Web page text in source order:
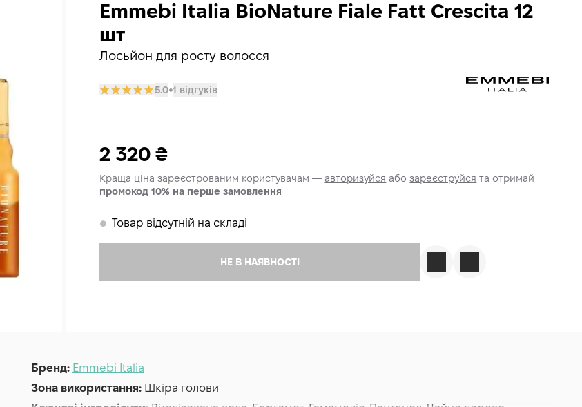
Лосьйон для росту волосся
Emmebi Italia BioNature Fiale Fatt Crescita 12
шт
5.0𒊹1 відгуків
2 320₴
Краща ціна зареєстрованим користувачам —авторизуйся абозареєструйся та отримай
промокод 10% на перше замовлення
𒊹 Товар відсутній на складі
НЕ В НАЯВНОСТІ
Бренд: Emmebi Italia
Зона використання: Шкіра голови